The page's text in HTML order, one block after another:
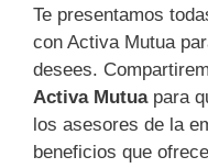
Te presentamos
con Activa Mutua
desees.
Activa Mutuapara
los asesores de la
beneficios que